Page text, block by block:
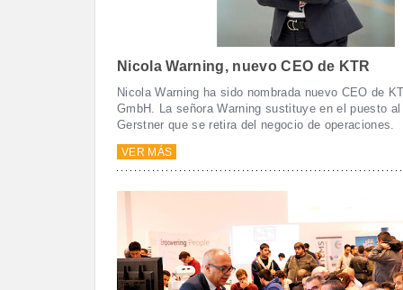
Nicola Warning, nuevo CEO de KTR
Nicola Warning ha sido nombrada nuevo CEO de
GmbH. La señora Warning sustituye en el puesto
Gerstner que se retira del negocio de operaciones.
VER MÁS